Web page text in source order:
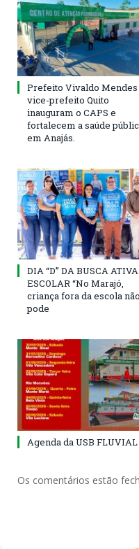
Prefeito Vivaldo Mendes
vice-prefeito Quito
inauguram o CAPS e
fortalecem a saúde
em Anajás.
DIA “D” DA BUSCA ATIVA
ESCOLAR “No Marajó,
criança fora da escola não
pode
Agenda da USB FLUVIAL
Os comentários estão